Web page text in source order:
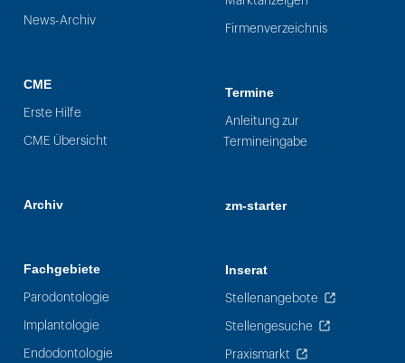
News-Archiv
CME
Erste Hilfe
CME Übersicht
Archiv
Fachgebiete
Parodontologie
Implantologie
Endodontologie
Firmenverzeichnis
Termine
Anleitung zur
Termineingabe
zm-starter
Inserat
Stellenangebote
Stellengesuche
Praxismarkt